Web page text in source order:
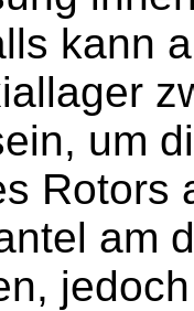
kann
um
Rotors
am